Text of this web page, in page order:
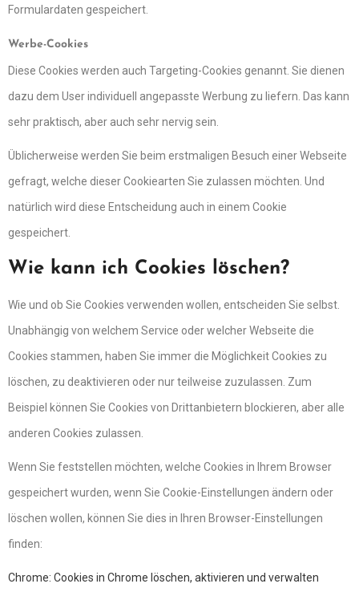
Formulardaten gespeichert.
Werbe-Cookies
Diese Cookies werden auch Targeting-Cookies genannt. Sie dienen
dazu dem User individuell angepasste Werbung zu liefern. Das kann
sehr praktisch, aber auch sehr nervig sein.
Üblicherweise werden Sie beim erstmaligen Besuch einer Webseite
gefragt, welche dieser Cookiearten Sie zulassen möchten. Und
natürlich wird diese Entscheidung auch in einem Cookie
gespeichert.
Wie kann ich Cookies löschen?
Wie und ob Sie Cookies verwenden wollen, entscheiden Sie selbst.
Unabhängig von welchem Service oder welcher Webseite die
Cookies stammen, haben Sie immer die Möglichkeit Cookies zu
löschen, zu deaktivieren oder nur teilweise zuzulassen. Zum
Beispiel können Sie Cookies von Drittanbietern blockieren, aber alle
anderen Cookies zulassen.
Wenn Sie feststellen möchten, welche Cookies in Ihrem Browser
gespeichert wurden, wenn Sie Cookie-Einstellungen ändern oder
löschen wollen, können Sie dies in Ihren Browser-Einstellungen
finden:
Chrome: Cookies in Chrome löschen, aktivieren und verwalten